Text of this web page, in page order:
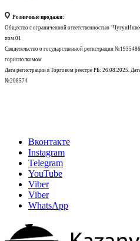
Розничные продажи:
Общество с ограниченной ответственностью
пом.01
Свидетельство о государственной регистрации
горисполкомом
Дата регистрации в Торговом реестре РБ: 26.08.2025.
№208574
Вконтакте
Instagram
Telegram
YouTube
Viber
Viber
WhatsApp